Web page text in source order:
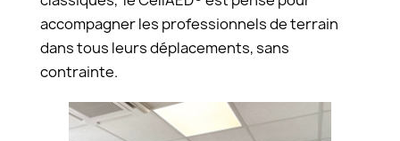
accompagner les professionnels de terrain
dans tous leurs déplacements, sans
contrainte.